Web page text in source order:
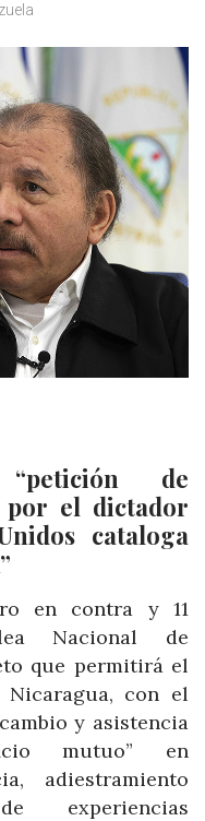
de
por el dictador
cataloga
en contra y 11
Nacional de
que permitirá el
con el
y asistencia
mutuo” en
adiestramiento
experiencias